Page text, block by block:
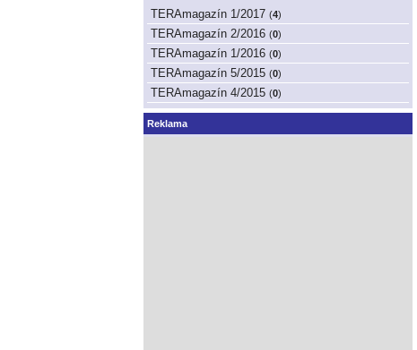
TERAmagazín 1/2017 (4)
TERAmagazín 2/2016 (0)
TERAmagazín 1/2016 (0)
TERAmagazín 5/2015 (0)
TERAmagazín 4/2015 (0)
Reklama